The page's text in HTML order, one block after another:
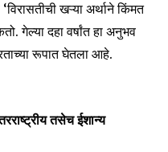
खऱ्या अर्थाने किंमत
गेल्या दहा वर्षांत हा अनुभव
रूपात घेतला आहे.
तसेच ईशान्य